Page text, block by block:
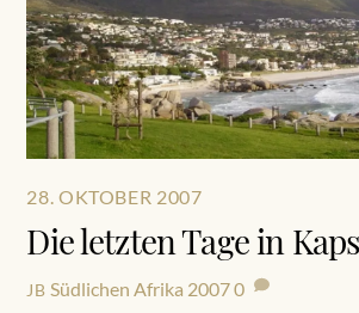
28. OKTOBER 2007
Die letzten Tage in
JB Südlichen Afrika 20070